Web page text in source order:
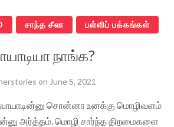
சாந்த சீலா பள்ளிப் பக்கங்கள்
நாங்க?
on June 5, 2021
சொன்னா உனக்கு மொழிவளம்
அர்த்தம். மொழி சார்ந்த திறமைகளை